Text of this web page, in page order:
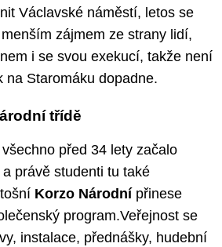
Václavské náměstí, letos se
zájmem ze strany lidí,
i se svou exekucí, takže není
na Staromáku dopadne.
třídě
před 34 lety začalo
právě studenti tu také
Korzo Národní přinese
program.Veřejnost se
instalace, přednášky, hudební